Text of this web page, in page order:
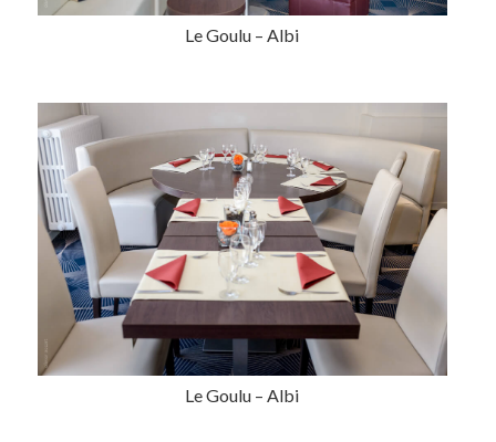
Le Goulu – Albi
Le Goulu – Albi